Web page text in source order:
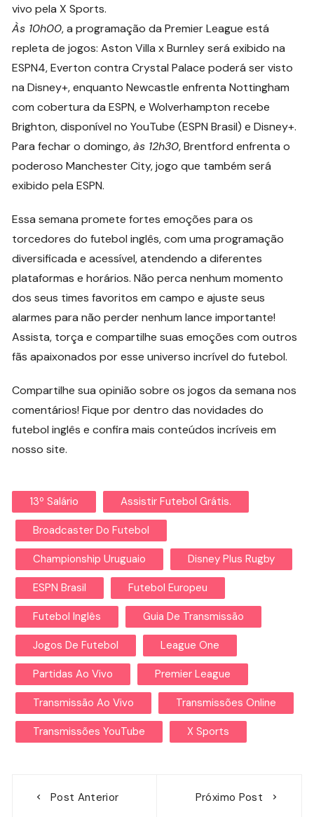
vivo pela X Sports.
Às 10h00, a programação da Premier League está
repleta de jogos: Aston Villa x Burnley será exibido na
ESPN4, Everton contra Crystal Palace poderá ser visto
na Disney+, enquanto Newcastle enfrenta Nottingham
com cobertura da ESPN, e Wolverhampton recebe
Brighton, disponível no YouTube (ESPN Brasil) e Disney+.
Para fechar o domingo,às 12h30, Brentford enfrenta o
poderoso Manchester City, jogo que também será
exibido pela ESPN.
Essa semana promete fortes emoções para os
torcedores do futebol inglês, com uma programação
diversificada e acessível, atendendo a diferentes
plataformas e horários. Não perca nenhum momento
dos seus times favoritos em campo e ajuste seus
alarmes para não perder nenhum lance importante!
Assista, torça e compartilhe suas emoções com outros
fãs apaixonados por esse universo incrível do futebol.
Compartilhe sua opinião sobre os jogos da semana nos
comentários! Fique por dentro das novidades do
futebol inglês e confira mais conteúdos incríveis em
nosso site.
13º Salário Assistir Futebol Grátis.
Broadcaster Do Futebol
Championship Uruguaio Disney Plus Rugby
ESPN Brasil Futebol Europeu
Futebol Inglês Guia De Transmissão
Jogos De Futebol League One
Partidas Ao Vivo Premier League
Transmissão Ao Vivo Transmissões Online
Transmissões YouTube X Sports
Post Anterior Próximo Post